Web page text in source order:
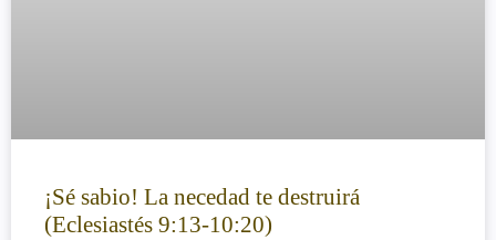
¡Sé sabio! La necedad te destruirá
(Eclesiastés 9:13-10:20)